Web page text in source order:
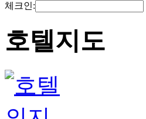
체크인:
호텔지도